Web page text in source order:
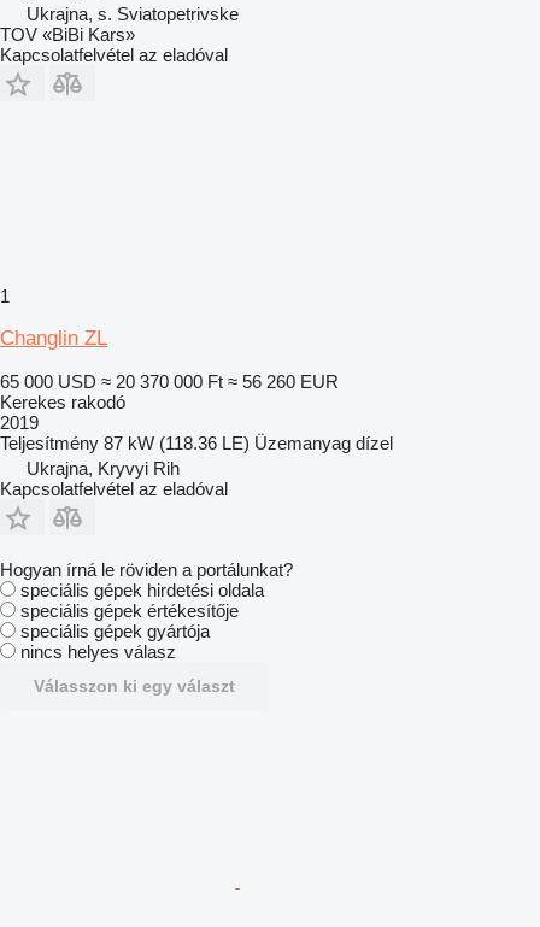
Ukrajna, s. Sviatopetrivske
TOV «BiBi Kars»
Kapcsolatfelvétel az eladóval
1
Changlin ZL
65 000 USD ≈ 20 370 000 Ft ≈ 56 260 EUR
Kerekes rakodó
2019
Teljesítmény 87 kW (118.36 LE) Üzemanyag dízel
Ukrajna, Kryvyi Rih
Kapcsolatfelvétel az eladóval
Hogyan írná le röviden a portálunkat?
speciális gépek hirdetési oldala
speciális gépek értékesítője
speciális gépek gyártója
nincs helyes válasz
Válasszon ki egy választ